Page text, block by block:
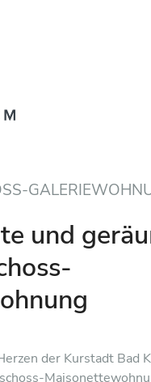
und
der Kurstadt Bad